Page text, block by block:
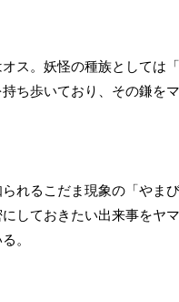
ス。妖怪の種族としては
ち歩いており、その鎌を
れるこだま現象の「やま
しておきたい出来事をヤ
。